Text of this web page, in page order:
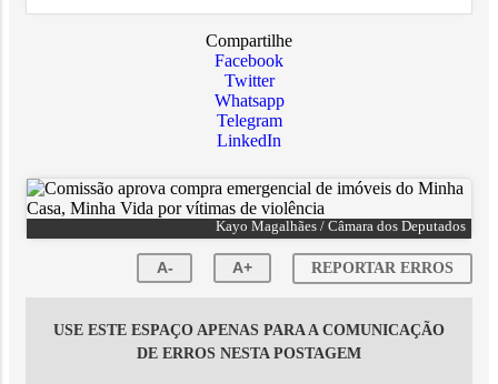
Compartilhe
Facebook
Twitter
Whatsapp
Telegram
LinkedIn
Kayo Magalhães / Câmara dos Deputados
A- A+ REPORTAR ERROS
USE ESTE ESPAÇO APENAS PARA A COMUNICAÇÃO
DE ERROS NESTA POSTAGEM